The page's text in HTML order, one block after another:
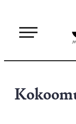
sisältöön